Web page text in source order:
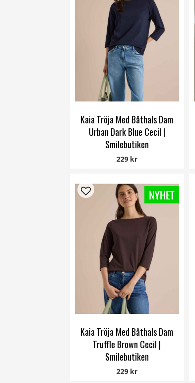
Kaia Tröja Med Båthals Dam
Urban Dark Blue Cecil |
Smilebutiken
Cecil
229 kr
Kaia Tröja Med Båthals Dam
Truffle Brown Cecil |
Smilebutiken
Cecil
229 kr